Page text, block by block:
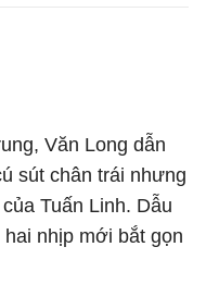
Văn Long dẫn
sút chân trái nhưng
Tuấn Linh. Dẫu
nhịp mới bắt gọn